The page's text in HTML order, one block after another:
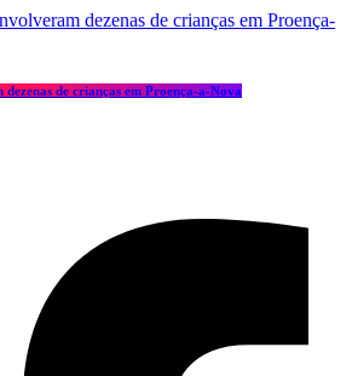
de crianças em Proença-a-Nova